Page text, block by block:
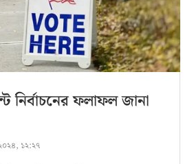
নির্বাচনের ফলাফল জানা
১২:২৭